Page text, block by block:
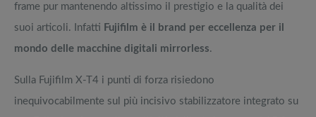
frame pur mantenendo altissimo il prestigio e la qualità dei
suoi articoli. Infatti Fujifilm è il brand per eccellenza per il
mondo delle macchine digitali mirrorless.
Sulla Fujifilm X-T4 i punti di forza risiedono
inequivocabilmente sul più incisivo stabilizzatore integrato su